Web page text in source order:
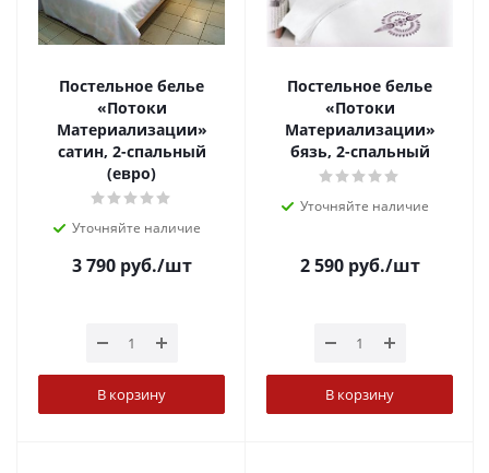
Постельное белье
«Потоки
Материализации»
сатин, 2-спальный
(евро)
Уточняйте наличие
3 790руб./шт
В корзину
Постельное белье
«Потоки
Материализации»
бязь, 2-спальный
Уточняйте наличие
2 590руб./шт
В корзину